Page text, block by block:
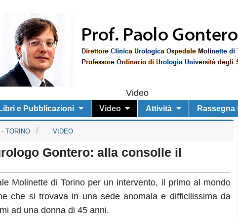
Video
Libri e Pubblicazioni Video Attività Rassegna
TORINO VIDEO
Gontero: alla consolle il
Molinette di Torino per un intervento, il primo al mondo
che si trovava in una sede anomala e difficilissima da
ad una donna di 45 anni.